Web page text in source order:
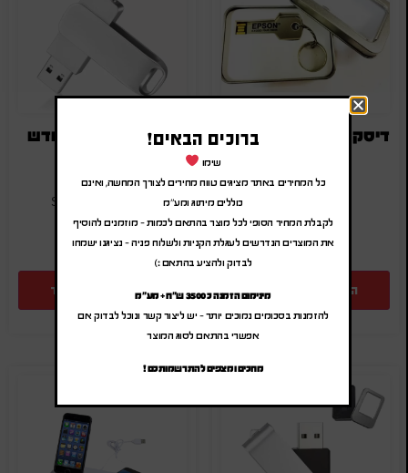
דיסק און קי מפתח ממותג
(לפני מע"מ)
הוספה להצעת מחיר
דיסקונקי טוויסט חדש
(לפני מע"מ)
SA-5511-64-D
הוספה להצעת מחיר
ברוכים הבאים!
שימו
כל המחירים באתר מציגים טווח מחירים לצורך המחשה, ואינם
כוללים מיתוג ומע"מ
לקבלת המחיר הסופי לכל מוצר בהתאם לכמות – מוזמנים להוסיף
את המוצרים הנדרשים לעגלת הקניות ולשלוח פניה – נציגנו ישמחו
לבדוק ולהציע בהתאם :)
מינימום הזמנה כ 3500 ש"ח + מע"מ
להזמנות בסכומים נמוכים יותר – יש ליצור קשר ונוכל לבדוק אם
אפשרי בהתאם לסוג המוצר
מחכים ומצפים להתרשמותכם !